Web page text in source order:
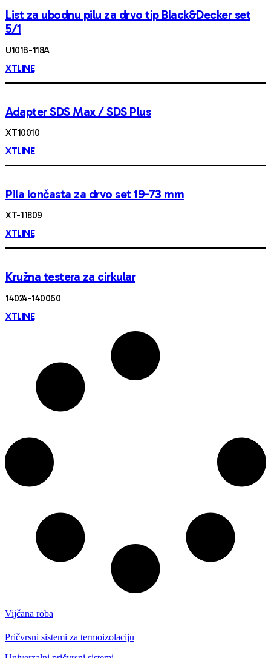
List za ubodnu pilu za drvo tip Black&Decker set
5/1
U101B -118A
XTLINE
Adapter SDS Max / SDS Plus
XT 10010
XTLINE
Pila lončasta za drvo set 19-73 mm
XT- 11809
XTLINE
Kružna testera za cirkular
14024-140060
XTLINE
Vijčana roba
Pričvrsni sistemi za termoizolaciju